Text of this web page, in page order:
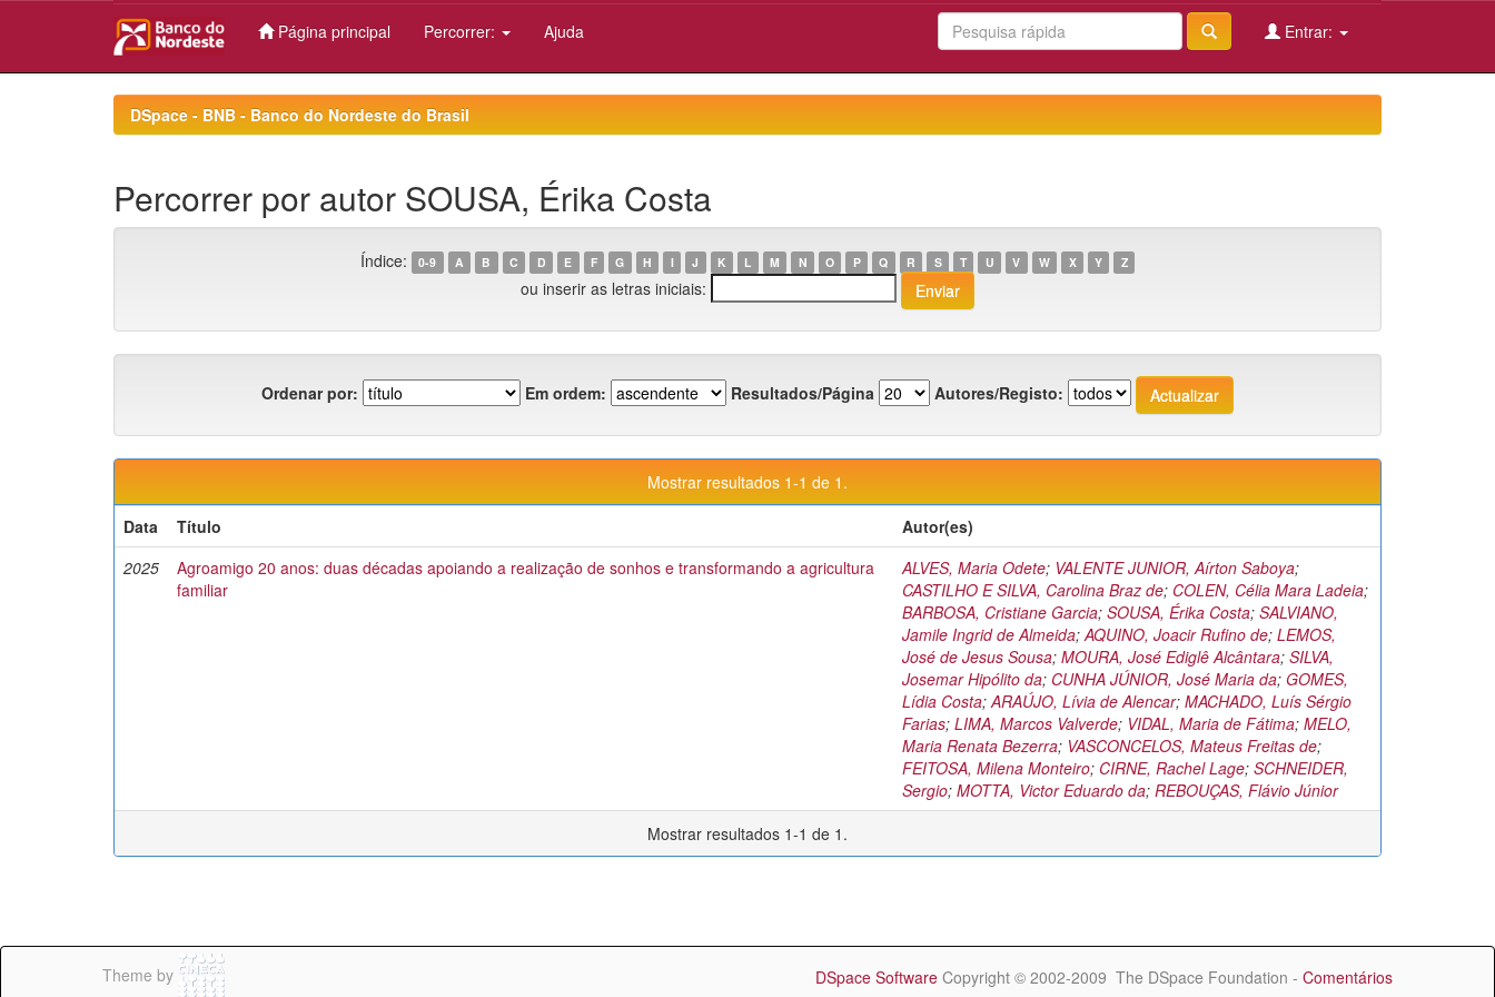
Página principal Percorrer: Ajuda Entrar:
DSpace - BNB - Banco do Nordeste do Brasil
Percorrer por autor SOUSA, Érika Costa
Índice: 0-9 A B C D E F G H I J K L M N O P Q R S T U V W X Y Z
ou inserir as letras iniciais:
Ordenar por: Em ordem: Resultados/Página Autores/Registo:
Mostrar resultados 1-1 de 1.
Data
Título
Autor(es)
2025
Agroamigo 20 anos: duas décadas apoiando a realização de sonhos e transformando a agricultura
familiar
ALVES, Maria Odete; VALENTE JUNIOR, Aírton Saboya;
CASTILHO E SILVA, Carolina Braz de; COLEN, Célia Mara Ladeia;
BARBOSA, Cristiane Garcia; SOUSA, Érika Costa; SALVIANO,
Jamile Ingrid de Almeida;AQUINO, Joacir Rufino de; LEMOS,
José de Jesus Sousa; MOURA, José Ediglê Alcântara; SILVA,
Josemar Hipólito da; CUNHA JÚNIOR, José Maria da; GOMES,
Lídia Costa;ARAÚJO, Lívia de Alencar; MACHADO, Luís Sérgio
Farias; LIMA, Marcos Valverde; VIDAL, Maria de Fátima; MELO,
Maria Renata Bezerra; VASCONCELOS, Mateus Freitas de;
FEITOSA, Milena Monteiro; CIRNE, Rachel Lage; SCHNEIDER,
Sergio; MOTTA, Victor Eduardo da; REBOUÇAS, Flávio Júnior
Mostrar resultados 1-1 de 1.
Theme by DSpace Software Copyright © 2002-2009 The DSpace Foundation - Comentários